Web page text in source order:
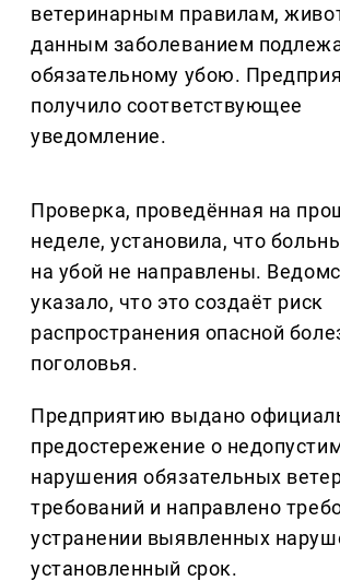
ветеринарным правилам,
данным заболеванием
обязательному убою.
получило соответствующее
уведомление.
Проверка, проведённая на
неделе, установила, что
на убой не направлены.
указало, что это создаёт риск
распространения опасной
поголовья.
Предприятию выдано
предостережение о
нарушения обязательных
требований и направлено
устранении выявленных
установленный срок.